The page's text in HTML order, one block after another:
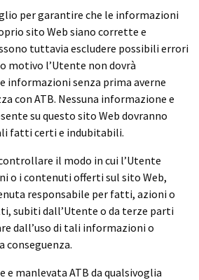
per garantire che le informazioni
sito Web siano corrette e
tuttavia escludere possibili errori
motivo l’Utente non dovrà
informazioni senza prima averne
con ATB. Nessuna informazione e
su questo sito Web dovranno
fatti certi e indubitabili.
il modo in cui l’Utente
o i contenuti offerti sul sito Web,
responsabile per fatti, azioni o
subiti dall’Utente o da terze parti
dall’uso di tali informazioni o
conseguenza.
e manlevata ATB da qualsivoglia